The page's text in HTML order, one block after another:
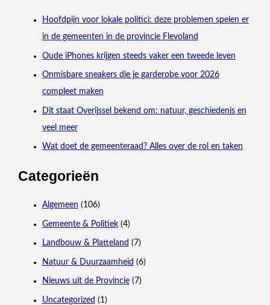
Hoofdpijn voor lokale politici: deze problemen spelen er
in de gemeenten in de provincie Flevoland
Oude iPhones krijgen steeds vaker een tweede leven
Onmisbare sneakers die je garderobe voor 2026
compleet maken
Dit staat Overijssel bekend om: natuur, geschiedenis en
veel meer
Wat doet de gemeenteraad? Alles over de rol en taken
Categorieën
Algemeen (106)
Gemeente & Politiek(4)
Landbouw & Platteland (7)
Natuur & Duurzaamheid (6)
Nieuws uit de Provincie(7)
Uncategorized (1)